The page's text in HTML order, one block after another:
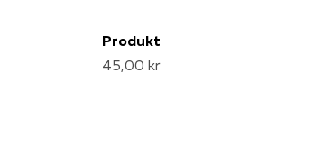
Produkt
45,00 kr